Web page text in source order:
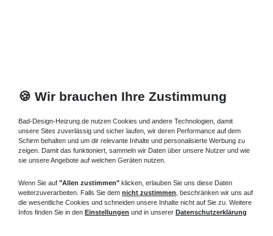
🍪 Wir brauchen Ihre Zustimmung
Bad-Design-Heizung.de nutzen Cookies und andere Technologien, damit
unsere Sites zuverlässig und sicher laufen, wir deren Performance auf dem
Schirm behalten und um dir relevante Inhalte und personalisierte Werbung zu
zeigen. Damit das funktioniert, sammeln wir Daten über unsere Nutzer und wie
sie unsere Angebote auf welchen Geräten nutzen.
Wenn Sie auf "Allen zustimmen" klicken, erlauben Sie uns diese Daten
weiterzuverarbeiten. Falls Sie dem nicht zustimmen , beschränken wir uns auf
die wesentliche Cookies und schneiden unsere Inhalte nicht auf Sie zu. Weitere
Infos finden Sie in den Einstellungen und in unserer Datenschutzerklärung